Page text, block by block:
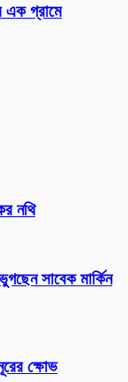
এক গ্রামে
নথি
সাবেক মার্কিন
ক্ষোভ